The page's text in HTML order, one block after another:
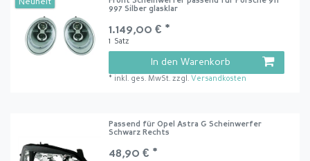
Neuheit
997 Silber glasklar
1.149,00 € *
1 Satz
In den Warenkorb
* inkl. ges. MwSt. zzgl. Versandkosten
Passend für Opel Astra G Scheinwerfer
Schwarz Rechts
48,90 € *